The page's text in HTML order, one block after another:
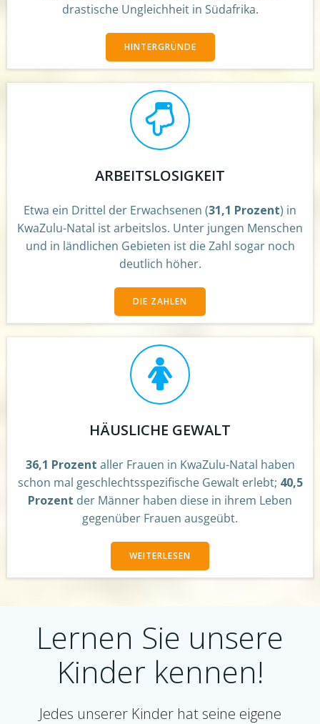
drastische Ungleichheit in Südafrika.
HINTERGRÜNDE
ARBEITSLOSIGKEIT
Etwa ein Drittel der Erwachsenen (31,1 Prozent) in
KwaZulu-Natal ist arbeitslos. Unter jungen Menschen
und in ländlichen Gebieten ist die Zahl sogar noch
deutlich höher.
DIE ZAHLEN
HÄUSLICHE GEWALT
36,1 Prozent aller Frauen in KwaZulu-Natal haben
schon mal geschlechtsspezifische Gewalt erlebt; 40,5
Prozent der Männer haben diese in ihrem Leben
gegenüber Frauen ausgeübt.
WEITERLESEN
Lernen Sie unsere
Kinder kennen!
Jedes unserer Kinder hat seine eigene